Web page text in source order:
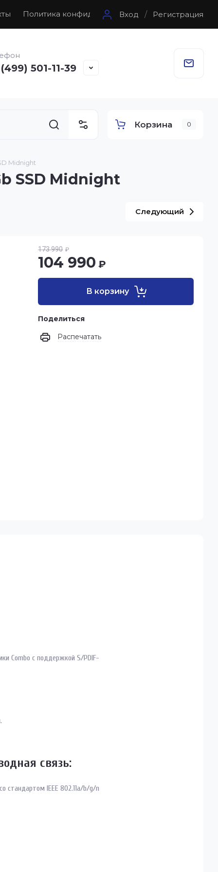
Политика конфиденциальности Статьи
Вход / Регистрация
501-11-39
Корзина 0
Midnight
SSD Midnight
Следующий
173 990 ₽
104 990 ₽
В корзину
Поделиться
Распечатать
Combo с поддержкой S/PDIF-
связь:
стандартом IEEE 802.11a/b/g/n